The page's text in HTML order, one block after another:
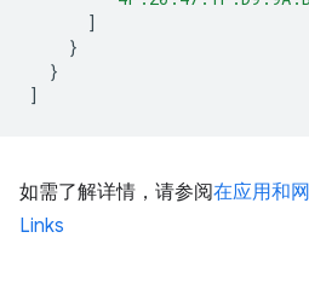
]
}
}
]
如需了解详情，请参阅在应用和
Links